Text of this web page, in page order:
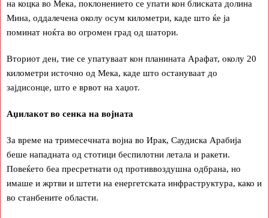
на коцка во Мека, поклонението се упати кон блиската долина
Мина, оддалечена околу осум километри, каде што ќе ја
поминат ноќта во огромен град од шатори.
Вториот ден, тие се упатуваат кон планината Арафат, околу 20
километри источно од Мека, каде што остануваат до
зајдисонце, што е врвот на хаџот.
Аџилакот во сенка на војната
За време на тримесечната војна во Ирак, Саудиска Арабија
беше нападната од стотици беспилотни летала и ракети.
Повеќето беа пресретнати од противвоздушна одбрана, но
имаше и жртви и штети на енергетската инфраструктура, како и
во станбените области.